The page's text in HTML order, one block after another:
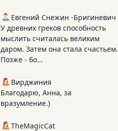
Евгений Снежин -Бригиневич
У древних греков способность
мыслить считалась великим
даром. Затем она стала счастьем.
Позже - бо...
Вирджиния
Благодарю, Анна, за
вразумление.)
TheMagicCat